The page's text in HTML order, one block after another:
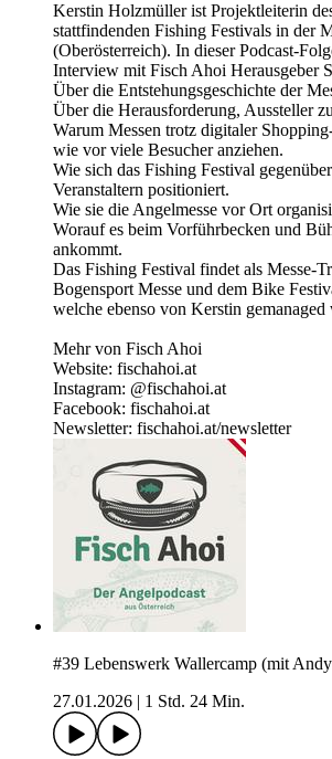
Kerstin Holzmüller ist Projektleiterin
stattfindenden Fishing Festivals in der
(Oberösterreich). In dieser Podcast-
Interview mit Fisch Ahoi Herausgeber
Über die Entstehungsgeschichte der
Über die Herausforderung, Aussteller
Warum Messen trotz digitaler
wie vor viele Besucher anziehen.
Wie sich das Fishing Festival
Veranstaltern positioniert.
Wie sie die Angelmesse vor Ort
Worauf es beim Vorführbecken und
ankommt.
Das Fishing Festival findet als Messe-
Bogensport Messe und dem Bike
welche ebenso von Kerstin gemanaged
Mehr von Fisch Ahoi
Website: fischahoi.at
Instagram: @fischahoi.at
Facebook: fischahoi.at
Newsletter: fischahoi.at/newsletter
#39 Lebenswerk Wallercamp (mit
27.01.2026
1 Std. 24 Min.